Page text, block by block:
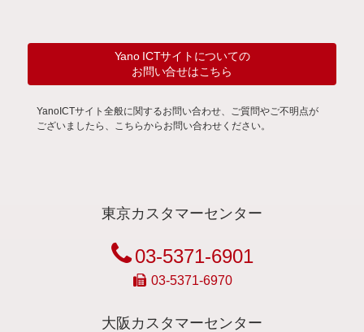
Yano ICTサイトについての
お問い合せはこちら
YanoICTサイト全般に関するお問い合わせ、ご質問やご不明点が
ございましたら、こちらからお問い合わせください。
東京カスタマーセンター
03-5371-6901
03-5371-6970
大阪カスタマーセンター